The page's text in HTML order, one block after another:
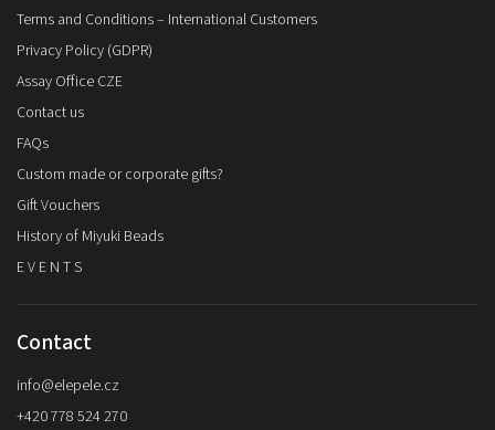
Terms and Conditions – International Customers
Privacy Policy (GDPR)
Assay Office CZE
Contact us
FAQs
Custom made or corporate gifts?
Gift Vouchers
History of Miyuki Beads
E V E N T S
Contact
info@elepele.cz
+420 778 524 270